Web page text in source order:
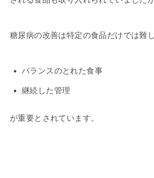
糖尿病の改善は特定の食品だけでは難し
バランスのとれた食事
継続した管理
が重要とされています。